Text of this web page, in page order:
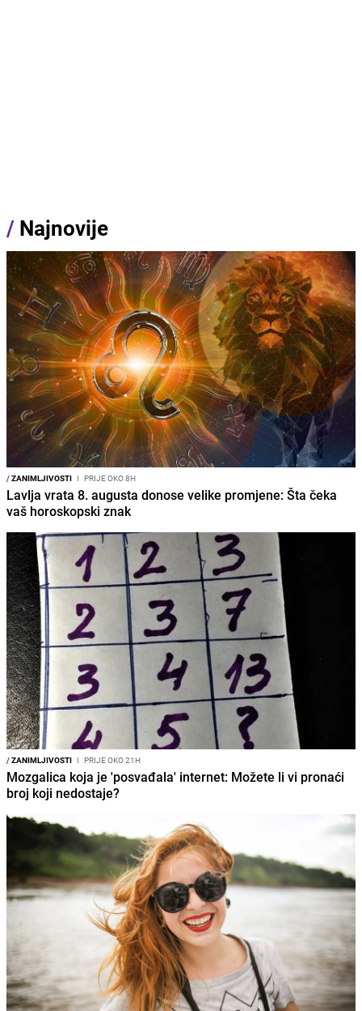
/ Najnovije
/ZANIMLJIVOSTI I PRIJE OKO 8H
Lavlja vrata 8. augusta donose velike promjene: Šta čeka
vaš horoskopski znak
/ZANIMLJIVOSTI I PRIJE OKO 21H
Mozgalica koja je 'posvađala' internet: Možete li vi pronaći
broj koji nedostaje?